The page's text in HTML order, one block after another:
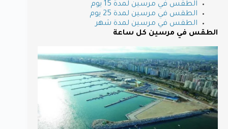
الطقس في مرسين لمدة 15 يوم
الطقس في مرسين لمدة 25 يوم
الطقس في مرسين لمدة شهر
الطقس في مرسين كل ساعة